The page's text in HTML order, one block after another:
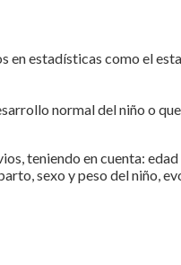
en estadísticas como el
normal del niño o
teniendo en cuenta:
sexo y peso del niño,